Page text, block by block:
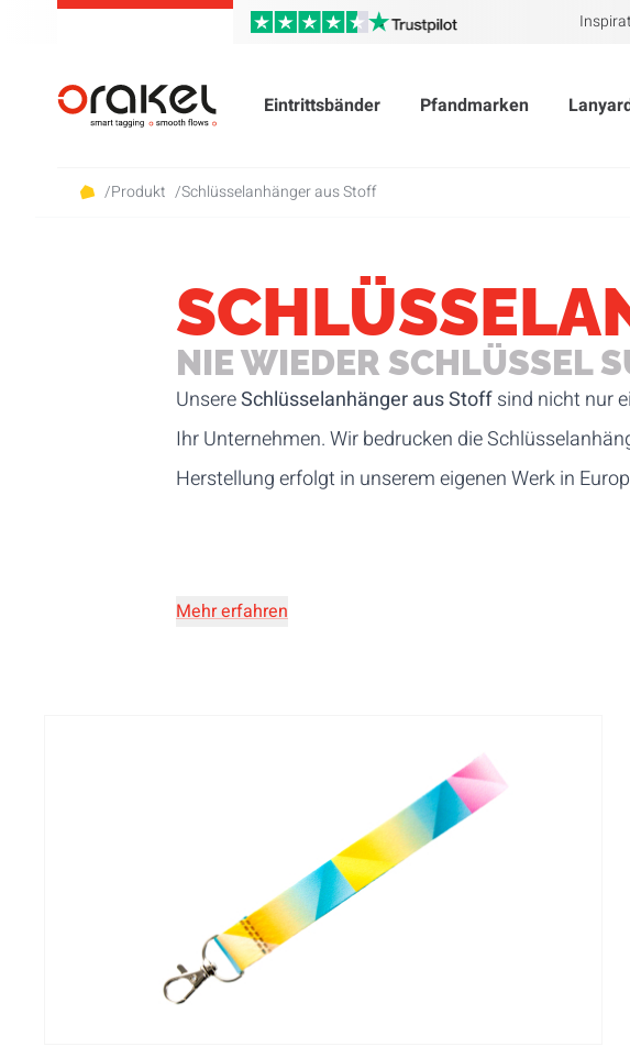
Eintrittsbänder Pfandmarken
/Produkt /Schlüsselanhänger aus Stoff
NIE WIEDER SCHLÜSSEL
UnsereSchlüsselanhänger aus Stoffsind nicht nur
Ihr Unternehmen. Wir bedrucken die
Herstellung erfolgt in unserem eigenen Werk in
Mehr erfahren